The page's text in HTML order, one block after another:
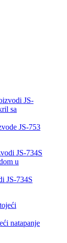
JS-753
JS-734S
natapanje